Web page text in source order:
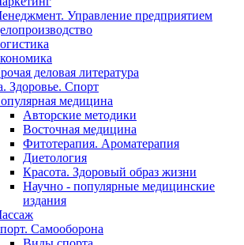
Управление предприятием
деловая литература
Здоровье. Спорт
медицина
Авторские методики
Восточная медицина
Фитотерапия. Ароматерапия
Диетология
Красота. Здоровый образ жизни
Научно - популярные медицинские
издания
Самооборона